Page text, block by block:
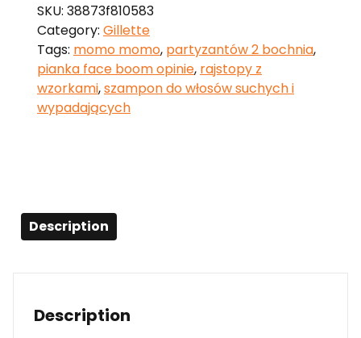
SKU: 38873f810583
Category: Gillette
Tags: momo momo, partyzantów 2 bochnia,
pianka face boom opinie, rajstopy z
wzorkami,szampon do włosów suchych i
wypadających
Description
Description